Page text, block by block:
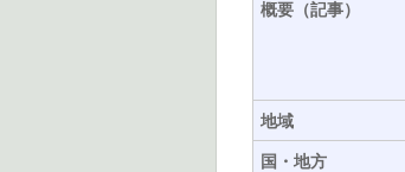
概要（記事）
地域
国・地方